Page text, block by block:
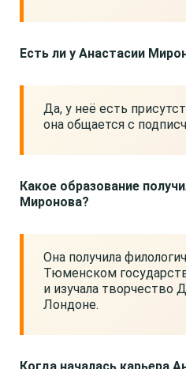
Есть ли у Анастасии
Да, у неё есть
она общается с
Какое образование
Миронова?
Она получила
Тюменском
и изучала творчество
Лондоне.